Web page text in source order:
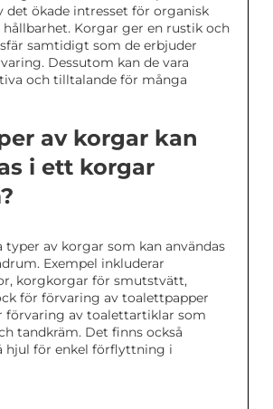
det ökade intresset för organisk
Korgar ger en rustik och
samtidigt som de erbjuder
Dessutom kan de vara
och tilltalande för många
av korgar kan
i ett korgar
typer av korgar som kan användas
Exempel inkluderar
korgkorgar för smutstvätt,
för förvaring av toalettpapper
förvaring av toalettartiklar som
tandkräm. Det finns också
hjul för enkel förflyttning i